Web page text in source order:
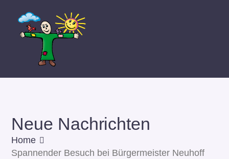
Neue Nachrichten
Home
Spannender Besuch bei Bürgermeister Neuhoff